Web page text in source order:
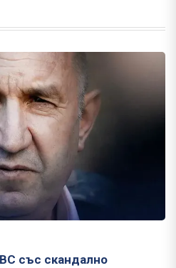
със скандално